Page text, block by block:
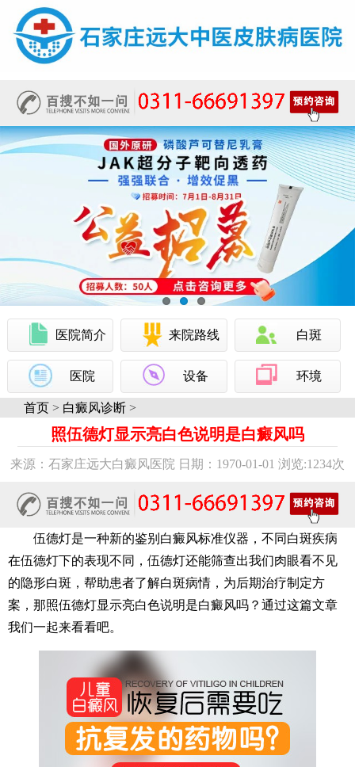
医院简介 来院路线 白斑
医院 设备 环境
首页 > 白癜风诊断 >
照伍德灯显示亮白色说明是白癜风吗
来源：石家庄远大白癜风医院 日期：1970-01-01 浏览:1234次
伍德灯是一种新的鉴别白癜风标准仪器，不同白斑疾病
在伍德灯下的表现不同，伍德灯还能筛查出我们肉眼看不见
的隐形白斑，帮助患者了解白斑病情，为后期治疗制定方
案，那照伍德灯显示亮白色说明是白癜风吗？通过这篇文章
我们一起来看看吧。